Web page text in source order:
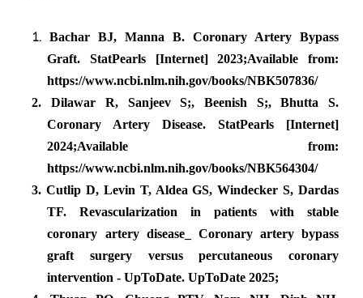
1. Bachar BJ, Manna B. Coronary Artery Bypass
Graft. StatPearls [Internet] 2023;Available from:
https://www.ncbi.nlm.nih.gov/books/NBK507836/
2.Dilawar R, Sanjeev S;, Beenish S;, Bhutta S.
Coronary Artery Disease. StatPearls [Internet]
2024;Available from:
https://www.ncbi.nlm.nih.gov/books/NBK564304/
3.Cutlip D, Levin T, Aldea GS, Windecker S, Dardas
TF. Revascularization in patients with stable
coronary artery disease_ Coronary artery bypass
graft surgery versus percutaneous coronary
intervention - UpToDate. UpToDate 2025;